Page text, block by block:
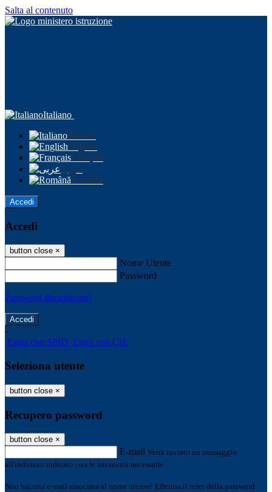
Salta al contenuto
Italiano
Italiano
English
Français
عربى
Română
Accedi
Accedi
button close ×
Nome Utente
Password
Password dimenticata?
-
Entra con SPID Entra con CIE
Seleziona utente
button close ×
Recupero password
button close ×
E-mail Verrà inviato un messaggio
all'indirizzo indicato con le istruzioni necessarie.
Non hai una e-mail associata al nome utente? Effettua il reset della password